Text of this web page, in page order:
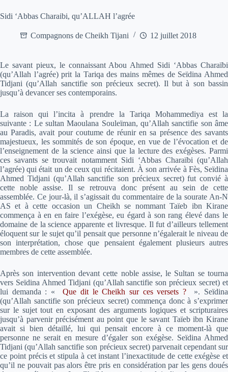
Sidi ‘Abbas Charaibi, qu’ALLAH l’agrée
Compagnons de Cheikh Tijani 12 juillet 2018
Le savant pieux, le connaissant Abou Ahmed Sidi ‘Abbas Charaïbi
(qu’Allah l’agrée) prit la Tariqa des mains mêmes de Seïdina Ahmed
Tidjani (qu’Allah sanctifie son précieux secret). Il but à son bassin
jusqu’à devancer ses contemporains.
La raison qui l’incita à prendre la Tariqa Mohammediya est la
suivante : Le sultan Maoulana Souleïman, qu’Allah sanctifie son âme
au Paradis, avait pour coutume de réunir en sa présence des savants
majestueux, les sommités de son époque, en vue de l’évocation et de
l’enseignement de la science ainsi que la lecture des exégèses. Parmi
ces savants se trouvait notamment Sidi ‘Abbas Charaïbi (qu’Allah
l’agrée) qui était un de ceux qui récitaient. À son arrivée à Fès, Seïdina
Ahmed Tidjani (qu’Allah sanctifie son précieux secret) fut convié à
cette noble assise. Il se retrouva donc présent au sein de cette
assemblée. Ce jour-là, il s’agissait du commentaire de la sourate An-N
AS et à cette occasion un Cheikh se nommant Taïeb ibn Kirane
commença à en en faire l’exégèse, eu égard à son rang élevé dans le
domaine de la science apparente et livresque. Il fut d’ailleurs tellement
éloquent sur le sujet qu’il pensait que personne n’égalerait le niveau de
son interprétation, chose que pensaient également plusieurs autres
membres de cette assemblée.
Après son intervention devant cette noble assise, le Sultan se tourna
vers Seïdina Ahmed Tidjani (qu’Allah sanctifie son précieux secret) et
lui demanda : «
Que dit le Cheikh sur ces versets ? ». Seïdina
(qu’Allah sanctifie son précieux secret) commença donc à s’exprimer
sur le sujet tout en exposant des arguments logiques et scripturaires
jusqu’à parvenir précisément au point que le savant Taïeb ibn Kirane
avait si bien détaillé, lui qui pensait encore à ce moment-là que
personne ne serait en mesure d’égaler son exégèse. Seïdina Ahmed
Tidjani (qu’Allah sanctifie son précieux secret) parvenait cependant sur
ce point précis et stipula à cet instant l’inexactitude de cette exégèse et
qu’il ne pouvait pas alors être pris en considération par les gens doués